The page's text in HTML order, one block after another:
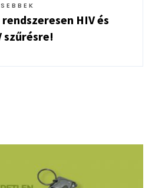
HIV és
szűrésre!